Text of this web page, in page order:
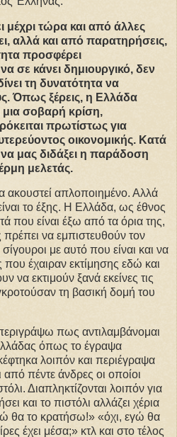
μέχρι τώρα και από άλλες
αλλά και από παρατηρήσεις,
προσφέρει
σε κάνει δημιουργικό, δεν
τη δυνατότητα να
Όπως ξέρεις, η Ελλάδα
μια σοβαρή κρίση,
πρωτίστως για
οικονομικής. Κατά
μας διδάξει η παράδοση
μελετάς.
ακουστεί απλοποιημένο. Αλλά
το έξης. Η Ελλάδα, ως έθνος
που είναι έξω από τα όρια της,
να εμπιστευθούν τον
με αυτό που είναι και να
που έχαιραν εκτίμησης εδώ και
να εκτιμούν ξανά εκείνες τις
τη βασική δομή του
πως αντιλαμβάνομαι
όπως το έγραψα
λοιπόν και περιέγραψα
πέντε άνδρες οι οποίοι
Διαπληκτίζονται λοιπόν για
και το πιστόλι αλλάζει χέρια
θα το κρατήσω!» «όχι, εγώ θα
έχει μέσα;» κτλ και στο τέλος